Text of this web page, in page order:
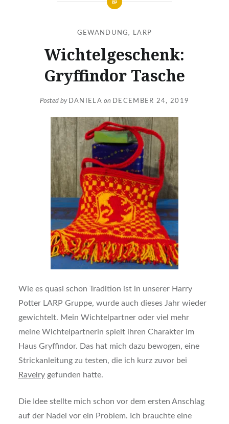
GEWANDUNG, LARP
Wichtelgeschenk:
Gryffindor Tasche
Posted by DANIELA on DECEMBER 24, 2019
Wie es quasi schon Tradition ist in unserer Harry
Potter LARP Gruppe, wurde auch dieses Jahr wieder
gewichtelt. Mein Wichtelpartner oder viel mehr
meine Wichtelpartnerin spielt ihren Charakter im
Haus Gryffindor. Das hat mich dazu bewogen, eine
Strickanleitung zu testen, die ich kurz zuvor bei
Ravelrygefunden hatte.
Die Idee stellte mich schon vor dem ersten Anschlag
auf der Nadel vor ein Problem. Ich brauchte eine